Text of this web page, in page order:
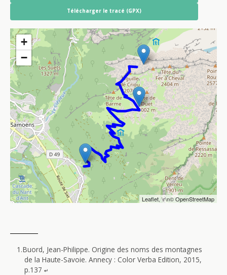
Télécharger le tracé (GPX)
+
−
Leaflet, \r\n©OpenStreetMap
Buord, Jean-Philippe. Origine des noms des montagnes
de la Haute-Savoie. Annecy : Color Verba Edition, 2015,
p.137↵